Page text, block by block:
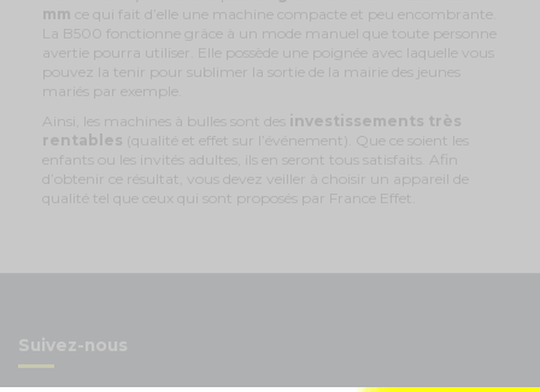
mm ce qui fait d’elle une machine compacte et peu encombrante.
La B500 fonctionne grâce à un mode manuel que toute personne
avertie pourra utiliser. Elle possède une poignée avec laquelle vous
pouvez la tenir pour sublimer la sortie de la mairie des jeunes
mariés par exemple.
Ainsi, les machines à bulles sont des investissements très
rentables
(qualité et effet sur l’événement). Que ce soient les
enfants ou les invités adultes, ils en seront tous satisfaits. Afin
d’obtenir ce résultat, vous devez veiller à choisir un appareil de
qualité tel que ceux qui sont proposés par France Effet.
Suivez-nous